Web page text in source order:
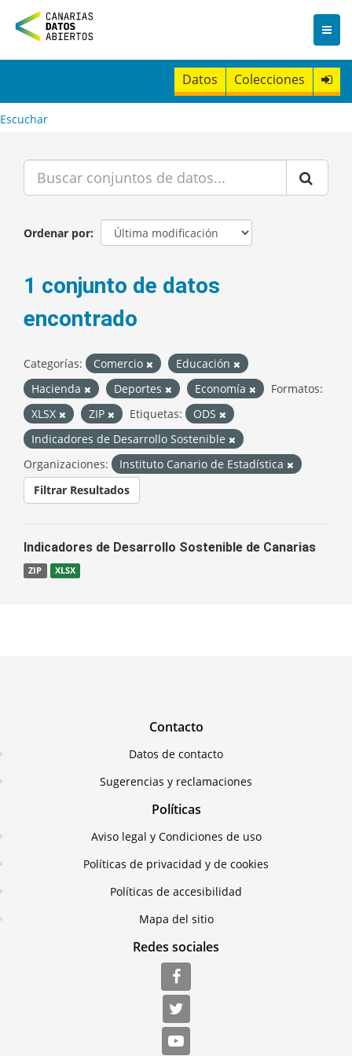
n
t
Datos Colecciones
Escuchar
Ordenar por
1 conjunto de datos
encontrado
Categorías: Comercio
Educación
Hacienda
Deportes Economía
Formatos:
XLSX
ZIP Etiquetas:
ODS
Indicadores de Desarrollo Sostenible
Organizaciones:
Instituto Canario de Estadística
Filtrar Resultados
Indicadores de Desarrollo Sostenible de Canarias
ZIP XLSX
Contacto
Datos de contacto
Sugerencias y reclamaciones
Políticas
Aviso legal y Condiciones de uso
Políticas de privacidad y de cookies
Políticas de accesibilidad
Mapa del sitio
Redes sociales